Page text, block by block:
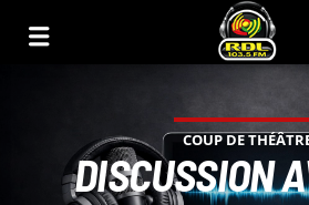
COUP DE
DISCUSSION